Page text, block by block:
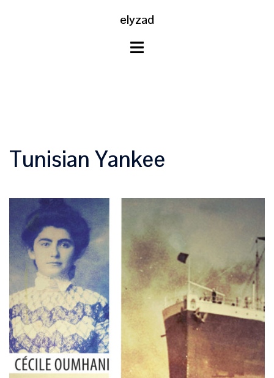
elyzad
Tunisian Yankee